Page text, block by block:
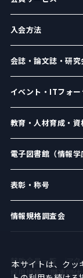
入会方法
会誌・論文誌・研
イベント・ITフォー
教育・人材育成・資
電子図書館（情報学
表彰・称号
情報規格調査会
賛助会員一覧 ア
採用情報
関連団体
本サイトは、クッ